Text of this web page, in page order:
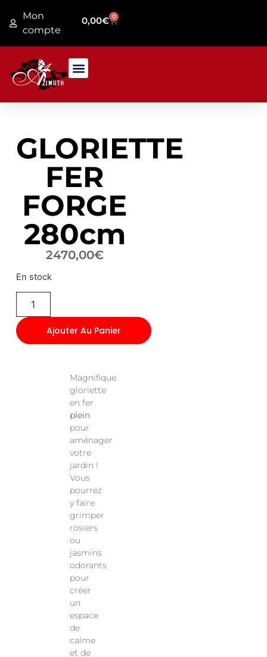
0,00€ 0
Mon
compte
GLORIETTE
FER
FORGE
280cm
2470,00€
En stock
Ajouter Au Panier
Magnifique
gloriette
en fer
plein
pour
aménager
votre
jardin !
Vous
pourrez
y faire
grimper
rosiers
ou
jasmins
odorants
pour
créer
un
espace
de
calme
et de